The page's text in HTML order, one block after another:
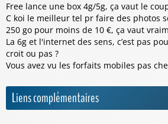
Free lance une box 4g/5g, ça vaut le
C koi le meilleur tel pr faire des photos
250 go pour moins de 10 €, ça vaut
La 6g et l'internet des sens, c’est pas
croit ou pas ?
Vous avez vu les forfaits mobiles pas
Liens complémentaires